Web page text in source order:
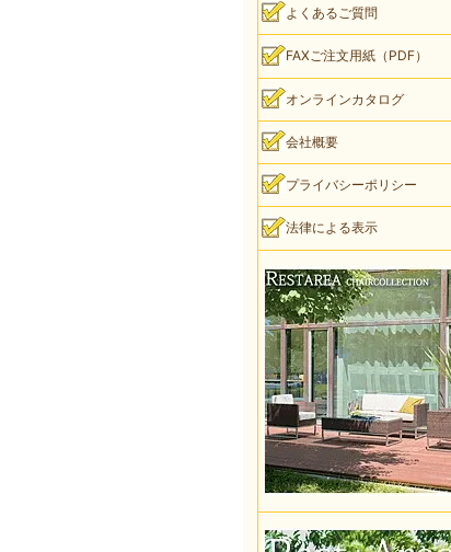
よくあるご質問
FAXご注文用紙（PDF）
オンラインカタログ
会社概要
プライバシーポリシー
法律による表示